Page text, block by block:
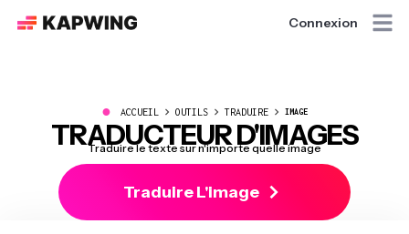
Connexion
● ACCUEIL OUTILS TRADUIRE IMAGE
TRADUCTEUR D'IMAGES
Traduire le texte sur n'importe quelle image
Traduire L'image